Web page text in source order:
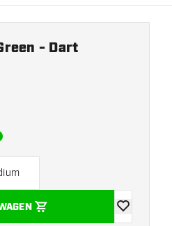
- Dart
toevoegen